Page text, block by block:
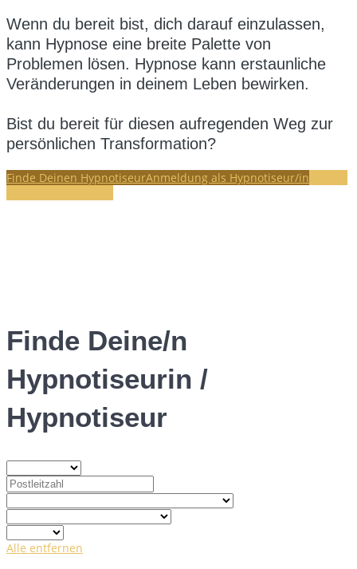
Wenn du bereit bist, dich darauf einzulassen,
kann Hypnose eine breite Palette von
Problemen lösen. Hypnose kann erstaunliche
Veränderungen in deinem Leben bewirken.
Bist du bereit für diesen aufregenden Weg zur
persönlichen Transformation?
Finde Deinen HypnotiseurAnmeldung als Hypnotiseur/in
Finde Deine/n
Hypnotiseurin /
Hypnotiseur
Alle entfernen